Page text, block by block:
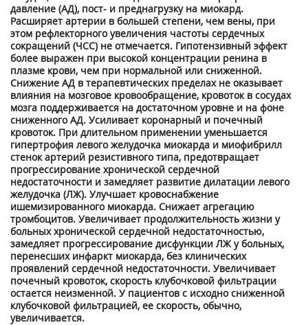
давление (АД), пост- и преднагрузку на миокард.
Расширяет артерии в большей степени, чем вены, при
этом рефлекторного увеличения частоты сердечных
сокращений (ЧСС) не отмечается. Гипотензивный эффект
более выражен при высокой концентрации ренина в
плазме крови, чем при нормальной или сниженной.
Снижение АД в терапевтических пределах не оказывает
влияния на мозговое кровообращение, кровоток в сосудах
мозга поддерживается на достаточном уровне и на фоне
сниженного АД. Усиливает коронарный и почечный
кровоток. При длительном применении уменьшается
гипертрофия левого желудочка миокарда и миофибрилл
стенок артерий резистивного типа, предотвращает
прогрессирование хронической сердечной
недостаточности и замедляет развитие дилатации левого
желудочка (ЛЖ). Улучшает кровоснабжение
ишемизированного миокарда. Снижает агрегацию
тромбоцитов. Увеличивает продолжительность жизни у
больных хронической сердечной недостаточностью,
замедляет прогрессирование дисфункции ЛЖ у больных,
перенесших инфаркт миокарда, без клинических
проявлений сердечной недостаточности. Увеличивает
почечный кровоток, скорость клубочковой фильтрации
остается неизменной. У пациентов с исходно сниженной
клубочковой фильтрацией, ее скорость, обычно,
увеличивается.